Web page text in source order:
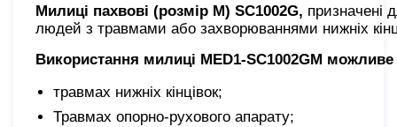
Милиці пахвові (розмір M) SC1002G, призначені
людей з травмами або захворюваннями нижніх
Використання милиці MED1-SC1002GM
травмах нижніх кінцівок;
Травмах опорно-рухового апарату;